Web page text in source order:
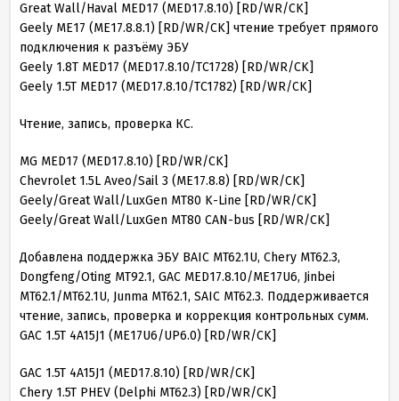
Great Wall/Haval MED17 (MED17.8.10) [RD/WR/CK]
Geely ME17 (ME17.8.8.1) [RD/WR/CK] чтение требует прямого
подключения к разъёму ЭБУ
Geely 1.8T MED17 (MED17.8.10/TC1728) [RD/WR/CK]
Geely 1.5T MED17 (MED17.8.10/TC1782) [RD/WR/CK]
Чтение, запись, проверка КС.
MG MED17 (MED17.8.10) [RD/WR/CK]
Chevrolet 1.5L Aveo/Sail 3 (ME17.8.8) [RD/WR/CK]
Geely/Great Wall/LuxGen MT80 K-Line [RD/WR/CK]
Geely/Great Wall/LuxGen MT80 CAN-bus [RD/WR/CK]
Добавлена поддержка ЭБУ BAIC MT62.1U, Chery MT62.3,
Dongfeng/Oting MT92.1, GAC MED17.8.10/ME17U6, Jinbei
MT62.1/MT62.1U, Junma MT62.1, SAIC MT62.3. Поддерживается
чтение, запись, проверка и коррекция контрольных сумм.
GAC 1.5T 4A15J1 (ME17U6/UP6.0) [RD/WR/CK]
GAC 1.5T 4A15J1 (MED17.8.10) [RD/WR/CK]
Chery 1.5T PHEV (Delphi MT62.3) [RD/WR/CK]